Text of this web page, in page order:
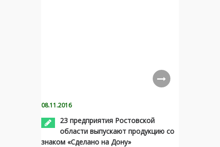
08.11.2016
23 предприятия Ростовской
области выпускают продукцию со
знаком «Сделано на Дону»